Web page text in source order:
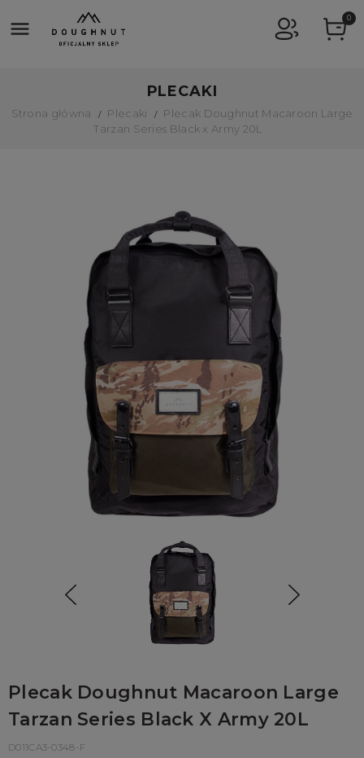
 0
PLECAKI
Strona główna Plecaki
Plecak Doughnut Macaroon Large
Tarzan Series Black x Army 20L
Plecak Doughnut Macaroon Large
Tarzan Series Black X Army 20L
D011CA3-0348-F